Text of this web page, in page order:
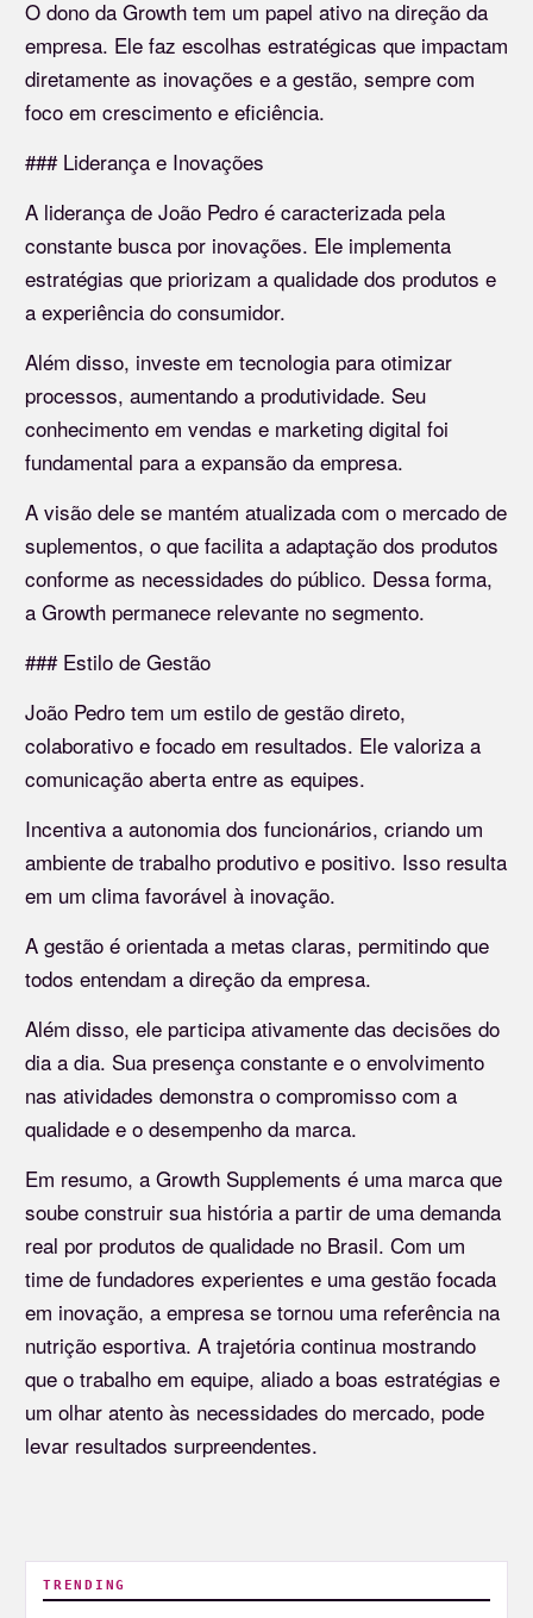
O dono da Growth tem um papel ativo na direção da
empresa. Ele faz escolhas estratégicas que impactam
diretamente as inovações e a gestão, sempre com
foco em crescimento e eficiência.
### Liderança e Inovações
A liderança de João Pedro é caracterizada pela
constante busca por inovações. Ele implementa
estratégias que priorizam a qualidade dos produtos e
a experiência do consumidor.
Além disso, investe em tecnologia para otimizar
processos, aumentando a produtividade. Seu
conhecimento em vendas e marketing digital foi
fundamental para a expansão da empresa.
A visão dele se mantém atualizada com o mercado de
suplementos, o que facilita a adaptação dos produtos
conforme as necessidades do público. Dessa forma,
a Growth permanece relevante no segmento.
### Estilo de Gestão
João Pedro tem um estilo de gestão direto,
colaborativo e focado em resultados. Ele valoriza a
comunicação aberta entre as equipes.
Incentiva a autonomia dos funcionários, criando um
ambiente de trabalho produtivo e positivo. Isso resulta
em um clima favorável à inovação.
A gestão é orientada a metas claras, permitindo que
todos entendam a direção da empresa.
Além disso, ele participa ativamente das decisões do
dia a dia. Sua presença constante e o envolvimento
nas atividades demonstra o compromisso com a
qualidade e o desempenho da marca.
Em resumo, a Growth Supplements é uma marca que
soube construir sua história a partir de uma demanda
real por produtos de qualidade no Brasil. Com um
time de fundadores experientes e uma gestão focada
em inovação, a empresa se tornou uma referência na
nutrição esportiva. A trajetória continua mostrando
que o trabalho em equipe, aliado a boas estratégias e
um olhar atento às necessidades do mercado, pode
levar resultados surpreendentes.
TRENDING